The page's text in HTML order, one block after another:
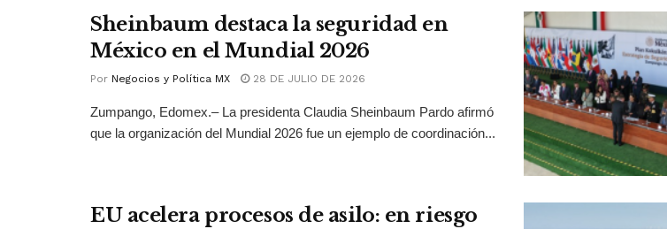
Sheinbaum destaca la seguridad en
México en el Mundial 2026
Por Negocios y Política MX 28 DE JULIO DE 2026
Zumpango, Edomex.– La presidenta Claudia Sheinbaum Pardo afirmó
que la organización del Mundial 2026 fue un ejemplo de coordinación...
EU acelera procesos de asilo: en riesgo